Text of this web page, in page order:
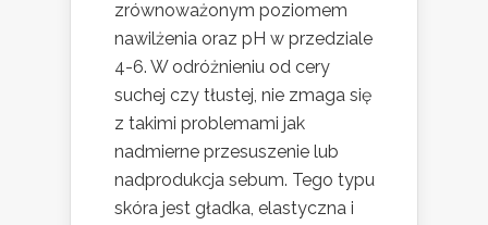
zrównoważonym poziomem
nawilżenia oraz pH w przedziale
4-6. W odróżnieniu od cery
suchej czy tłustej, nie zmaga się
z takimi problemami jak
nadmierne przesuszenie lub
nadprodukcja sebum. Tego typu
skóra jest gładka, elastyczna i